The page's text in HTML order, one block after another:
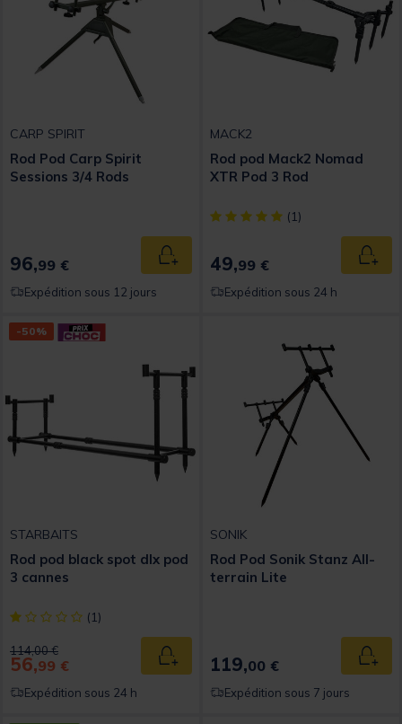
CARP SPIRIT
Rod Pod Carp Spirit
Sessions 3/4 Rods
96,99 € Ajouter au panier
Expédition sous 12 jours
MACK2
Rod pod Mack2 Nomad
XTR Pod 3 Rod
[object Object] out of 5
(1)
49,99 €
Expédition sous 24 h
-50%
STARBAITS
Rod pod black spot dlx pod
3 cannes
[object Object] out of 5 Customer Rating
(1)
Price reduced from
114,00 €to
56,99 € Ajouter au panier
Expédition sous 24 h
SONIK
Rod Pod Sonik Stanz All-
terrain Lite
119,00 €
Expédition sous 7 jours